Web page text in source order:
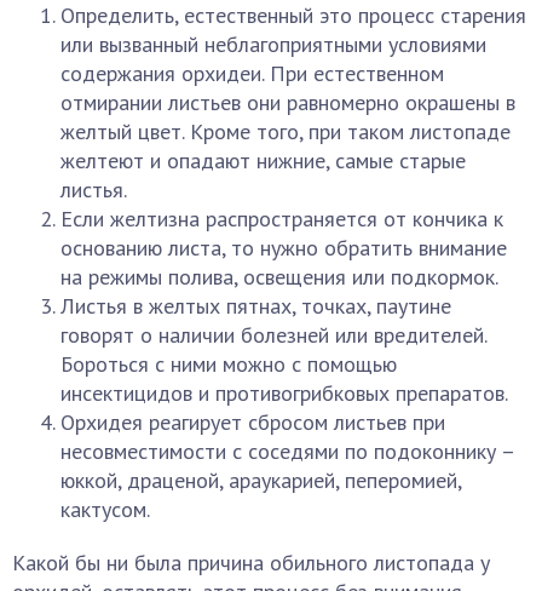
Определить, естественный это процесс старения
или вызванный неблагоприятными условиями
содержания орхидеи. При естественном
отмирании листьев они равномерно окрашены в
желтый цвет. Кроме того, при таком листопаде
желтеют и опадают нижние, самые старые
листья.
Если желтизна распространяется от кончика к
основанию листа, то нужно обратить внимание
на режимы полива, освещения или подкормок.
Листья в желтых пятнах, точках, паутине
говорят о наличии болезней или вредителей.
Бороться с ними можно с помощью
инсектицидов и противогрибковых препаратов.
Орхидея реагирует сбросом листьев при
несовместимости с соседями по подоконнику –
юккой, драценой, араукарией, пеперомией,
кактусом.
Какой бы ни была причина обильного листопада у